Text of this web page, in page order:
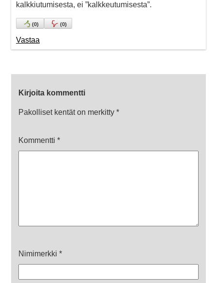
kalkkiutumisesta, ei ”kalkkeutumisesta”.
(0) (0)
Vastaa
Kirjoita kommentti
Pakolliset kentät on merkitty *
Kommentti *
Nimimerkki *